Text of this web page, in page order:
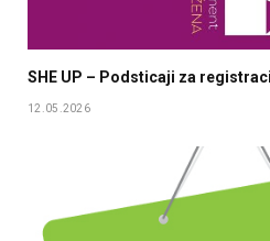
SHE UP – Podsticaji za
12.05.2026